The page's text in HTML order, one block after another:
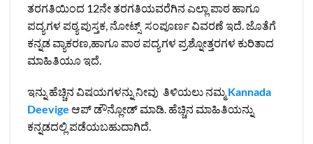
ತರಗತಿಯಿಂದ 12ನೇ ತರಗತಿಯವರೆಗಿನ ಎಲ್ಲಾ ಪಾಠ ಹಾಗೂ
ಪದ್ಯಗಳ ಪಠ್ಯ ಪುಸ್ತಕ, ನೋಟ್ಸ್ ಸಂಪೂರ್ಣ ವಿವರಣೆ ಇದೆ. ಜೊತೆಗೆ
ಕನ್ನಡ ವ್ಯಾಕರಣ,ಹಾಗೂ ಪಾಠ ಪದ್ಯಗಳ ಪ್ರಶ್ನೋತ್ತರಗಳ ಕುರಿತಾದ
ಮಾಹಿತಿಯೂ ಇದೆ.
ಇನ್ನು ಹೆಚ್ಚಿನ ವಿಷಯಗಳನ್ನು ನೀವು ತಿಳಿಯಲು ನಮ್ಮKannada
Deevige ಆಪ್ ಡೌನ್ಲೋಡ್ ಮಾಡಿ. ಹೆಚ್ಚಿನ ಮಾಹಿತಿಯನ್ನು
ಕನ್ನಡದಲ್ಲಿ ಪಡೆಯಬಹುದಾಗಿದೆ.